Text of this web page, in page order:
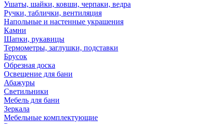
Ушаты, шайки, ковши, черпаки, ведра
Ручки, таблички, вентиляция
Напольные и настенные украшения
Камни
Шапки, рукавицы
Термометры, заглушки, подставки
Брусок
Обрезная доска
Освещение для бани
Абажуры
Светильники
Мебель для бани
Зеркала
Мебельные комплектующие